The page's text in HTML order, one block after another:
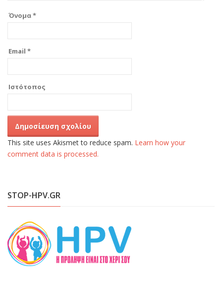
Όνομα*
Email *
Ιστότοπος
This site uses Akismet to reduce spam. Learn how your
comment data is processed.
STOP-HPV.GR